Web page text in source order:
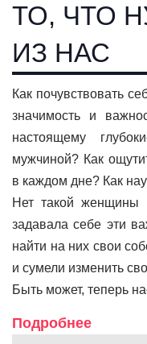
ТО, ЧТО
ИЗ НАС
Как почувствовать
значимость и
настоящему
мужчиной? Как
в каждом дне? Как
Нет такой женщины
задавала себе эти
найти на них свои
и сумели изменить
Быть может, теперь
Подробнее